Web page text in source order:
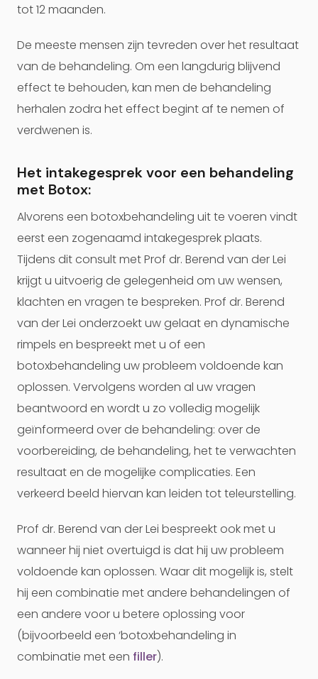
tot 12 maanden.
De meeste mensen zijn tevreden over het resultaat
van de behandeling. Om een langdurig blijvend
effect te behouden, kan men de behandeling
herhalen zodra het effect begint af te nemen of
verdwenen is.
Het intakegesprek voor een behandeling
met Botox:
Alvorens een botoxbehandeling uit te voeren vindt
eerst een zogenaamd intakegesprek plaats.
Tijdens dit consult met Prof dr. Berend van der Lei
krijgt u uitvoerig de gelegenheid om uw wensen,
klachten en vragen te bespreken. Prof dr. Berend
van der Lei onderzoekt uw gelaat en dynamische
rimpels en bespreekt met u of een
botoxbehandeling uw probleem voldoende kan
oplossen. Vervolgens worden al uw vragen
beantwoord en wordt u zo volledig mogelijk
geïnformeerd over de behandeling: over de
voorbereiding, de behandeling, het te verwachten
resultaat en de mogelijke complicaties. Een
verkeerd beeld hiervan kan leiden tot teleurstelling.
Prof dr. Berend van der Lei bespreekt ook met u
wanneer hij niet overtuigd is dat hij uw probleem
voldoende kan oplossen. Waar dit mogelijk is, stelt
hij een combinatie met andere behandelingen of
een andere voor u betere oplossing voor
(bijvoorbeeld een ‘botoxbehandeling in
combinatie met een filler).